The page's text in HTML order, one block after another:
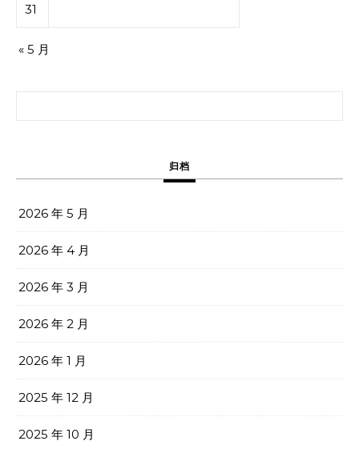
31
« 5 月
归档
2026 年 5 月
2026 年 4 月
2026 年 3 月
2026 年 2 月
2026 年 1 月
2025 年 12 月
2025 年 10 月